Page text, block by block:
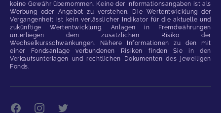
keine Gewähr übernommen. Keine der Informationsangaben ist als
Werbung oder Angebot zu verstehen. Die Wertentwicklung der
Vergangenheit ist kein verlässlicher Indikator für die aktuelle und
zukünftige Wertentwicklung. Anlagen in Fremdwährungen
unterliegen dem zusätzlichen Risiko der
Wechselkursschwankungen. Nähere Informationen zu den mit
einer Fondsanlage verbundenen Risiken finden Sie in den
Verkaufsunterlagen und rechtlichen Dokumenten des jeweiligen
Fonds.
FacebookInstagramTwitter